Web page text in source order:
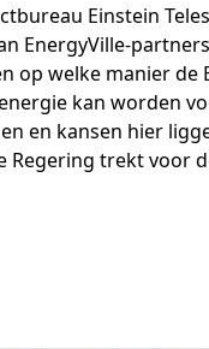
EnergyVille-
op welke manier de
kan worden
en kansen hier
Regering trekt voor